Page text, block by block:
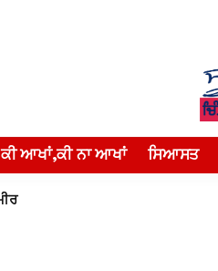
ਕੀ ਆਖਾਂ,ਕੀ ਨਾ ਆਖਾਂ ਸਿਆਸਤ